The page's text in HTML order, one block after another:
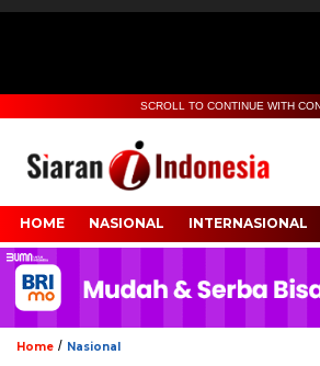
SCROLL TO CONTINUE WITH
HOME NASIONAL INTERNASIONAL
Home / Nasional